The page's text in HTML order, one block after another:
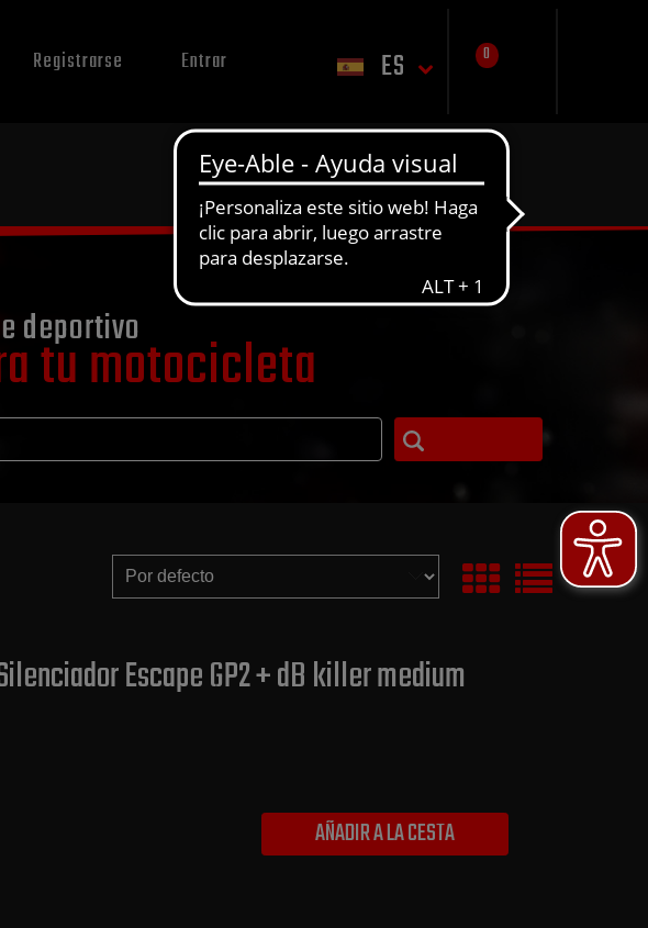
Registrarse Entrar ES 0
deportivo
tu motocicleta
Escape GP2 + dB killer medium
AÑADIR A LA CESTA